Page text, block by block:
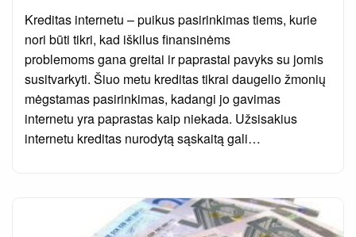
Kreditas internetu – puikus pasirinkimas tiems, kurie
nori būti tikri, kad iškilus finansinėms
problemoms gana greitai ir paprastai pavyks su jomis
susitvarkyti. Šiuo metu kreditas tikrai daugelio žmonių
mėgstamas pasirinkimas, kadangi jo gavimas
internetu yra paprastas kaip niekada. Užsisakius
internetu kreditas nurodytą sąskaitą gali…